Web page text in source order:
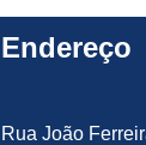
Endereço
Rua João